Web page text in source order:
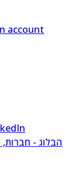
account